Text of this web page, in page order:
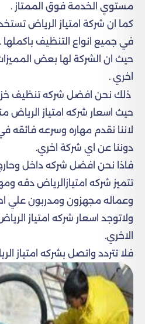
مستوي الخدمة فوق الممتاز .
كما ان شركة امتياز الرياض
في جميع انواع التنظيف باكملها .
حيث ان الشركة لها بعض
اخري .
ذلك نحن افضل شركه تنظيف
حيث اسعار شركه امتياز الرياض
لاننا نقدم مهاره وسرعه فائقه
دوننا عن اي شركة اخري.
فاذا نحن افضل شركه داخل
تتميز شركه امتيازالرياض دقه
وعماله مجهزون ومدربون علي
ولاتوجد اسعار شركه امتياز
الاخري.
فلا تتردد واتصل بشركه امتياز